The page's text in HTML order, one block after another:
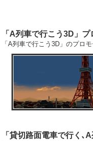
「A列車で行こう3D」
「A列車で行こう3D」のプ
「貸切路面電車で行く､